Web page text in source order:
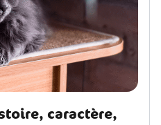
caractère,